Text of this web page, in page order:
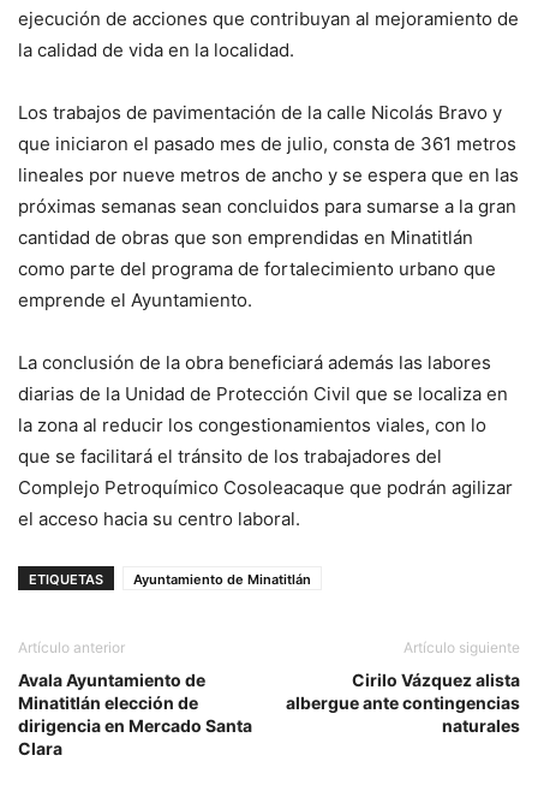
ejecución de acciones que contribuyan al mejoramiento de
la calidad de vida en la localidad.
Los trabajos de pavimentación de la calle Nicolás Bravo y
que iniciaron el pasado mes de julio, consta de 361 metros
lineales por nueve metros de ancho y se espera que en las
próximas semanas sean concluidos para sumarse a la gran
cantidad de obras que son emprendidas en Minatitlán
como parte del programa de fortalecimiento urbano que
emprende el Ayuntamiento.
La conclusión de la obra beneficiará además las labores
diarias de la Unidad de Protección Civil que se localiza en
la zona al reducir los congestionamientos viales, con lo
que se facilitará el tránsito de los trabajadores del
Complejo Petroquímico Cosoleacaque que podrán agilizar
el acceso hacia su centro laboral.
ETIQUETAS Ayuntamiento de Minatitlán
Artículo anterior
Avala Ayuntamiento de
Minatitlán elección de
dirigencia en Mercado Santa
Clara
Artículo siguiente
Cirilo Vázquez alista
albergue ante contingencias
naturales